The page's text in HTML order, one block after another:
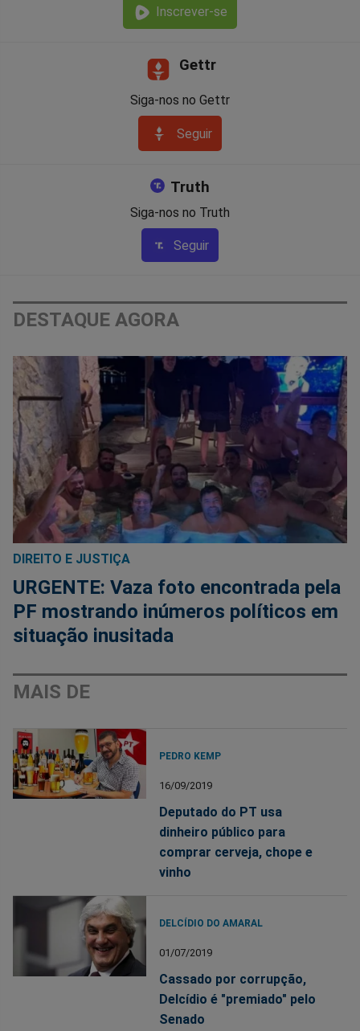
Inscrever-se
Gettr
Siga-nos no Gettr
Seguir
Truth
Siga-nos no Truth
Seguir
DESTAQUE AGORA
DIREITO E JUSTIÇA
URGENTE: Vaza foto encontrada pela
PF mostrando inúmeros políticos em
situação inusitada
MAIS DE
PEDRO KEMP
16/09/2019
Deputado do PT usa
dinheiro público para
comprar cerveja, chope e
vinho
DELCÍDIO DO AMARAL
01/07/2019
Cassado por corrupção,
Delcídio é "premiado" pelo
Senado